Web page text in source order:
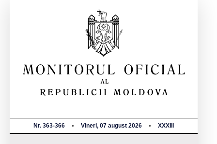
Nr. 363-366 Vineri, 07 august 2026 XXXIII